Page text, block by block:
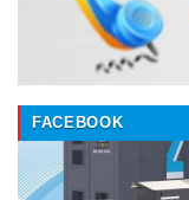
FACEBOOK